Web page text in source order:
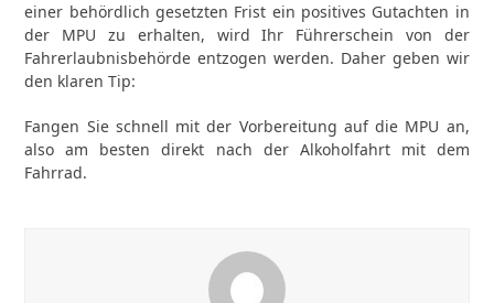
einer behördlich gesetzten Frist ein positives Gutachten in
der MPU zu erhalten, wird Ihr Führerschein von der
Fahrerlaubnisbehörde entzogen werden. Daher geben wir
den klaren Tip:
Fangen Sie schnell mit der Vorbereitung auf die MPU an,
also am besten direkt nach der Alkoholfahrt mit dem
Fahrrad.